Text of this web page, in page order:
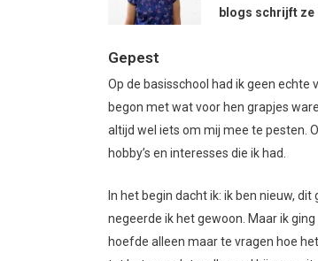
blogs schrijft ze
Gepest
Op de basisschool had ik geen
begon met wat voor hen grapjes
altijd wel iets om mij mee te pesten.
hobby’s en interesses die ik had.
In het begin dacht ik: ik ben nieuw,
negeerde ik het gewoon. Maar ik
hoefde alleen maar te vragen hoe